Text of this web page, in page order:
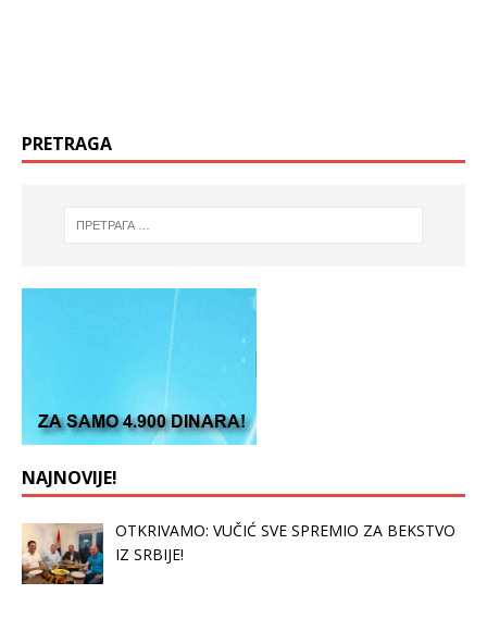
PRETRAGA
NAJNOVIJE!
OTKRIVAMO: VUČIĆ SVE SPREMIO ZA BEKSTVO
IZ SRBIJE!